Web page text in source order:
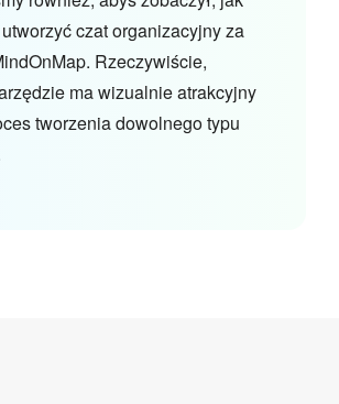
czat organizacyjny za
Rzeczywiście,
ma wizualnie atrakcyjny
tworzenia dowolnego typu